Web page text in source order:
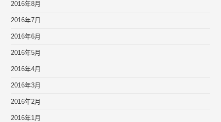
2016年8月
2016年7月
2016年6月
2016年5月
2016年4月
2016年3月
2016年2月
2016年1月